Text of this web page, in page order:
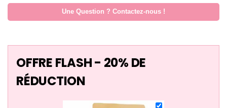
Une Question ? Contactez-nous !
OFFRE FLASH - 20% DE
RÉDUCTION